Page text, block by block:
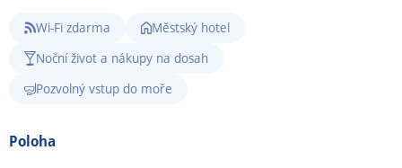
Wi-Fi zdarma
Městský hotel
Noční život a nákupy na dosah
Pozvolný vstup do moře
Poloha